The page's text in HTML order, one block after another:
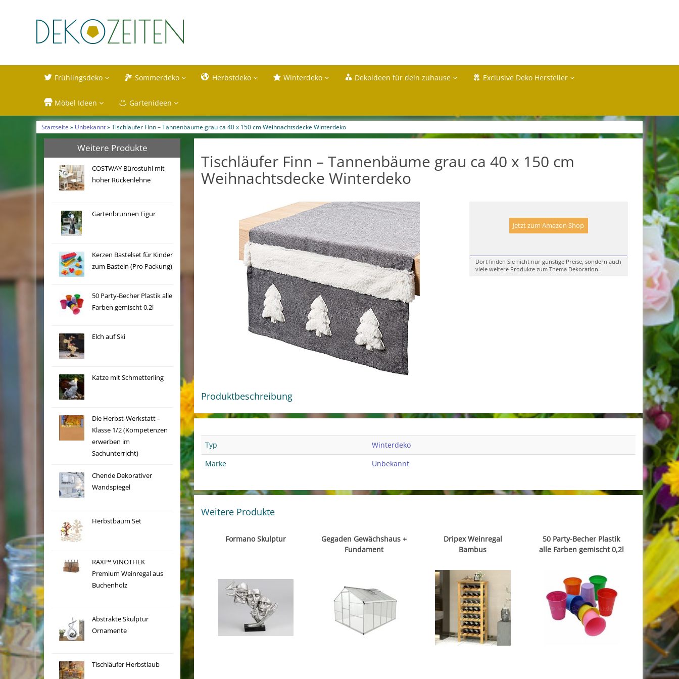
Frühlingsdeko Sommerdeko Herbstdeko Winterdeko Dekoideen für dein zuhause Exclusive Deko Hersteller
Möbel Ideen Gartenideen
Startseite » Unbekannt» Tischläufer Finn – Tannenbäume grau ca 40 x 150 cm Weihnachtsdecke Winterdeko
Weitere Produkte
COSTWAY Bürostuhl mit
hoher Rückenlehne
Gartenbrunnen Figur
Kerzen Bastelset für Kinder
zum Basteln (Pro Packung)
50 Party-Becher Plastik alle
Farben gemischt 0,2l
Elch auf Ski
Katze mit Schmetterling
Die Herbst-Werkstatt –
Klasse 1/2 (Kompetenzen
erwerben im
Sachunterricht)
Chende Dekorativer
Wandspiegel
Herbstbaum Set
RAXI™ VINOTHEK
Premium Weinregal aus
Buchenholz
Abstrakte Skulptur
Ornamente
Tischläufer Herbstlaub
Tischläufer Finn – Tannenbäume grau ca 40 x 150 cm
Weihnachtsdecke Winterdeko
Jetzt zum Amazon Shop
Dort finden Sie nicht nur günstige Preise, sondern auch
viele weitere Produkte zum Thema Dekoration.
Produktbeschreibung
Typ
Winterdeko
Marke
Unbekannt
Weitere Produkte
Formano Skulptur
Gegaden Gewächshaus +
Fundament
Dripex Weinregal
Bambus
50 Party-Becher Plastik
alle Farben gemischt 0,2l